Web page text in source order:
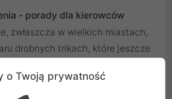
- porady dla kierowców
zwłaszcza w wielkich miastach,
drobnych trikach, które jeszcze
o Twoją prywatność